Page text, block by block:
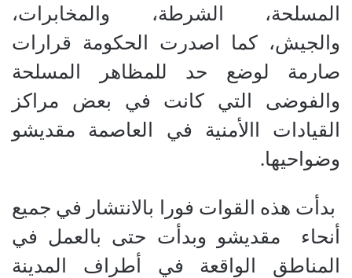
المسلحة، الشرطة، والمخابرات،
والجيش، كما اصدرت الحكومة قرارات
صارمة لوضع حد للمظاهر المسلحة
والفوضى التي كانت في بعض مراكز
القيادات االأمنية في العاصمة مقديشو
وضواحيها.
بدأت هذه القوات فورا بالانتشار في جميع
أنحاء مقديشو وبدأت حتى بالعمل في
المناطق الواقعة في أطراف المدينة